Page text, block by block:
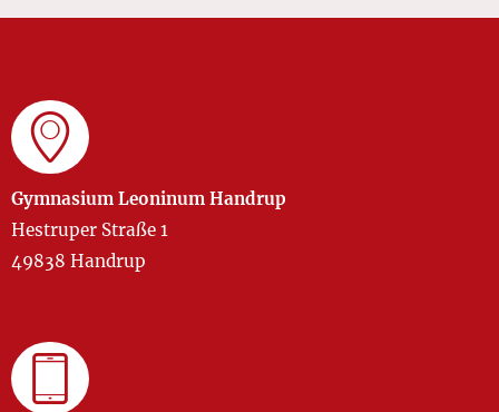
Gymnasium Leoninum Handrup
Hestruper Straße 1
49838 Handrup